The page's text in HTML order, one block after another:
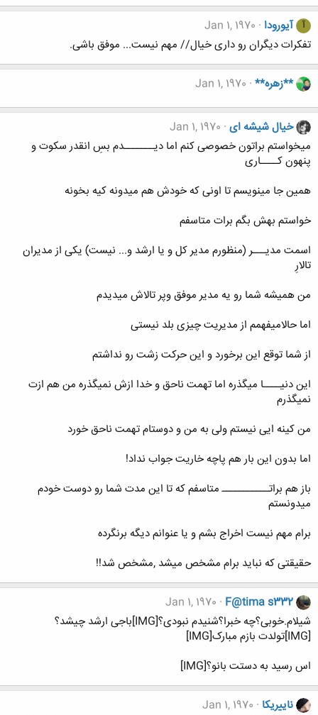
آ آیورودا Jan 1, 1970
تفکرات دیگران رو داری خیال// مهم نیست... موفق باشی.
**زهره** Jan 1, 1970
خیال شیشه ای Jan 1, 1970
میخواستم براتون خصوصی کنم اما دیـــــــدم بسِ انقدر سکوت و
پنهون کــــاری
همین جا مینویسم تا اونی که خودش هم میدونه کیه بخونه
خواستم بهش بگم برات متاسفم
اسمت مدیـــر (منظورم مدیر کل و یا ارشد و... نیست) یکی از مدیران
تالارِ
من همیشه شما رو یه مدیر موفق وپر تالاش میدیدم
اما حالامیفهمم از مدیریت چیزی بلد نیستی
از شما توقع این برخورد و این حرکت زشت رو نداشتم
این دنیــــا میگذره اما تهمت ناحق و خدا ازش نمیگذره من هم ازت
نمیگذرم
من کینه ایی نیستم ولی به من و دوستام تهمت ناحق خورد
اما بدون این بار هم پاچه خاریت جواب نداد!
باز هم براتـــــــــــ متاسفم که تا این مدت شما رو دوست خودم
میدونستم
برام مهم نیست اخراج بشم و یا عنوانم دیگه برنگرده
حقیقتی که نباید برام مشخص میشد ,مشخص شد!!
F@tima s332
Jan 1, 1970
شیلام.خوبی؟چه خبرا؟شنیدم نبودی؟[IMG]باجی ارشد چیشد؟
[IMG]تولدت بازم مبارک[IMG]
اس رسید به دستت بانو؟[IMG]
ناییریکا Jan 1, 1970